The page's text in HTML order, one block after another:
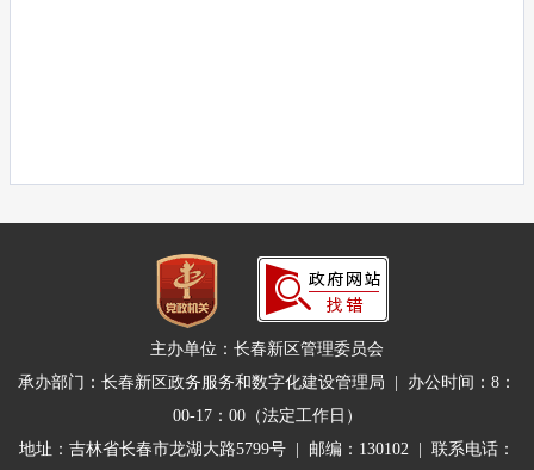
主办单位：长春新区管理委员会
承办部门：长春新区政务服务和数字化建设管理局 | 办公时间：8：
00-17：00（法定工作日）
地址：吉林省长春市龙湖大路5799号 | 邮编：130102 | 联系电话：